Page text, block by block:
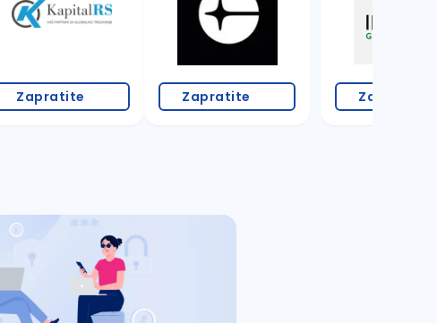
Zapratite Zapratite Zapratite